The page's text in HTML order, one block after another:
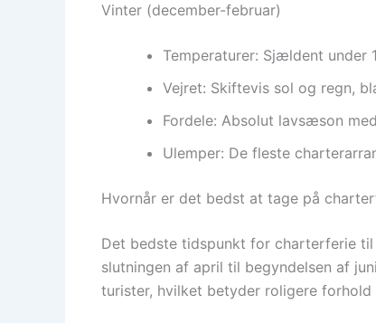
Vinter (december-februar)
Temperaturer: Sjældent under
Vejret: Skiftevis sol og regn,
Fordele: Absolut lavsæson
Ulemper: De fleste
Hvornår er det bedst at tage på
Det bedste tidspunkt for charterferie
slutningen af april til begyndelsen af
turister, hvilket betyder roligere